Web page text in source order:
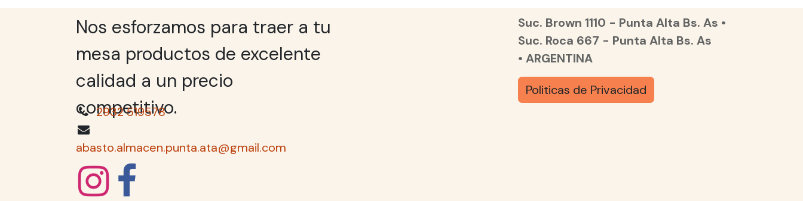
Nos esforzamos para traer a tu
mesa productos de excelente
calidad a un precio
competitivo.
2932 519578
abasto.almacen.punta.ata@gmail.com
Suc. Brown 1110 - Punta Alta Bs. As •
Suc. Roca 667 - Punta Alta Bs. As
• ARGENTINA
Politicas de Privacidad